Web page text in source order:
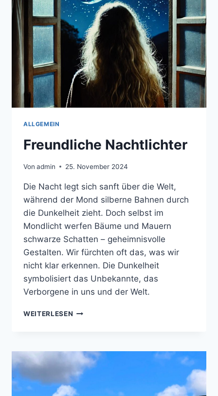
ALLGEMEIN
Freundliche Nachtlichter
Von admin 25. November 2024
Die Nacht legt sich sanft über die Welt,
während der Mond silberne Bahnen durch
die Dunkelheit zieht. Doch selbst im
Mondlicht werfen Bäume und Mauern
schwarze Schatten – geheimnisvolle
Gestalten. Wir fürchten oft das, was wir
nicht klar erkennen. Die Dunkelheit
symbolisiert das Unbekannte, das
Verborgene in uns und der Welt.
WEITERLESEN FREUNDLICHE